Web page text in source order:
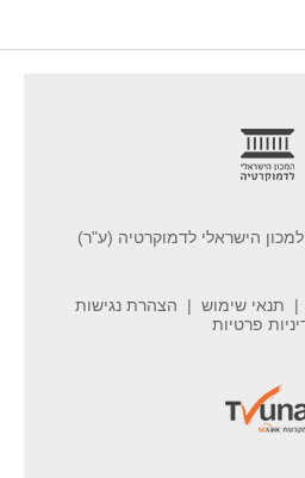
הישראלי לדמוקרטיה (ע"ר)
תנאי שימוש
הצהרת נגישות
פרטיות